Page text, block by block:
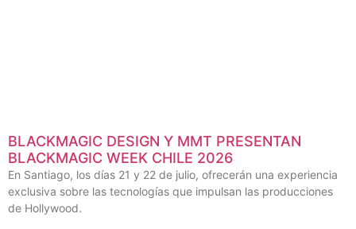
BLACKMAGIC DESIGN Y MMT PRESENTAN
BLACKMAGIC WEEK CHILE 2026
En Santiago, los días 21 y 22 de julio, ofrecerán una experiencia
exclusiva sobre las tecnologías que impulsan las producciones
de Hollywood.